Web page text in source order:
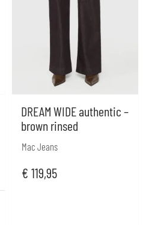
DREAM WIDE authentic –
brown rinsed
Mac Jeans
€ 119,95